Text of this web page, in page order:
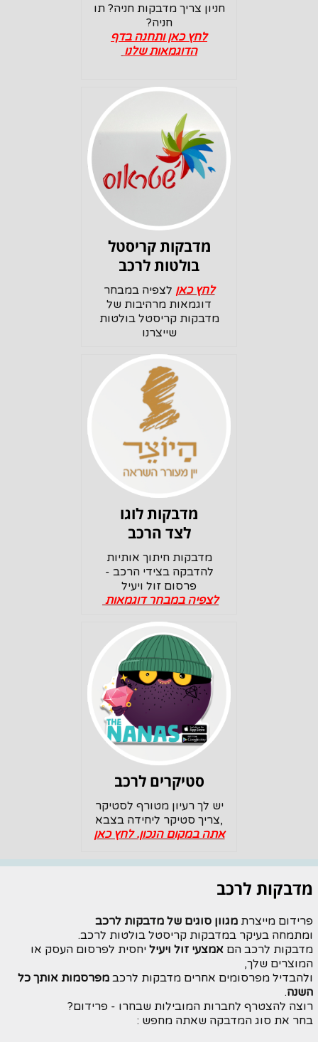
מדבקות לרכב
פרידום מייצרת מגוון סוגים של מדבקות לרכב
ומתמחה בעיקר במדבקות קריסטל בולטות לרכב.
מדבקות לרכב הם אמצעי זול ויעיליחסית לפרסום העסק או
המוצרים שלך,
ולהבדיל מפרסומים אחרים מדבקות לרכב מפרסמות אותך כל
השנה.
רוצה להצטרף לחברות המובילות שבחרו - פרידום?
בחר את סוג המדבקה שאתה מחפש :
מדבקות קריסטל
בולטות לרכב
לחץ כאן לצפיה במבחר
דוגמאות מרהיבות של
מדבקות קריסטל בולטות
שייצרנו
מדבקות לוגו
לצד הרכב
מדבקות חיתוך אותיות
להדבקה בצידי הרכב -
פרסום זול ויעיל
לצפיה במבחר דוגמאות
חניון צריך מדבקות חניה? תו
חניה?
לחץ כאן ותחנה בדף
הדוגמאות שלנו
סטיקרים לרכב
יש לך רעיון מטורף לסטיקר
,צריך סטיקר ליחידה בצבא
אתה במקום הנכון. לחץ כאן